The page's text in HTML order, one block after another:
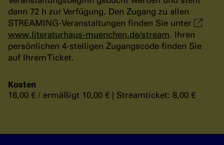
dann 72 h zur Verfügung. Den Zugang zu allen
STREAMING-Veranstaltungen finden Sie unter
www.literaturhaus-muenchen.de/stream. Ihren
persönlichen 4-stelligen Zugangscode finden Sie
auf Ihrem Ticket.
Kosten
16,00 € / ermäßigt 10,00 € | Streamticket: 8,00 €